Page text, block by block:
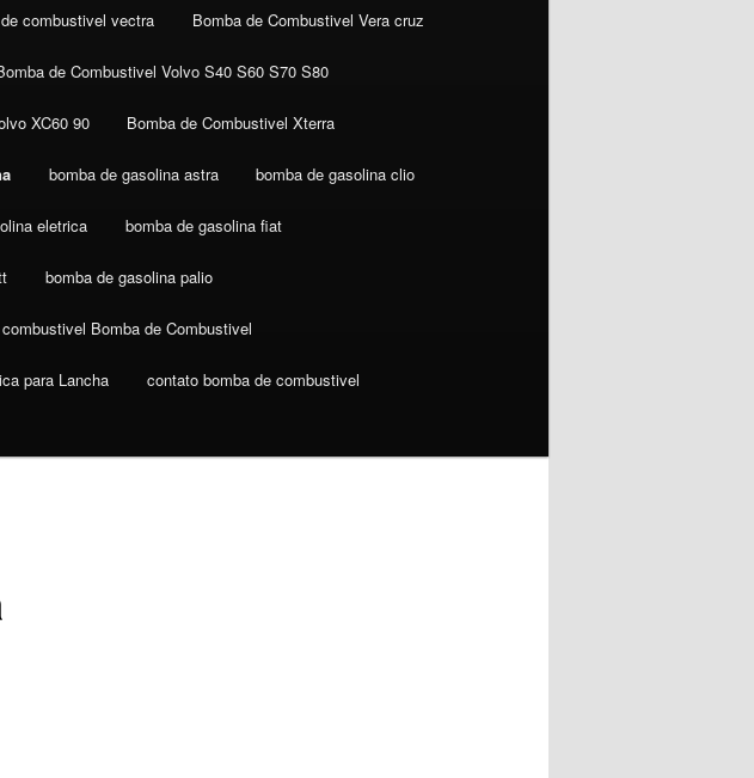
combustivel vectra Bomba de Combustivel Vera cruz
de Combustivel Volvo S40 S60 S70 S80
XC60 90 Bomba de Combustivel Xterra
bomba de gasolina astra bomba de gasolina clio
eletrica bomba de gasolina fiat
bomba de gasolina palio
Bomba de Combustivel
para Lancha contato bomba de combustivel